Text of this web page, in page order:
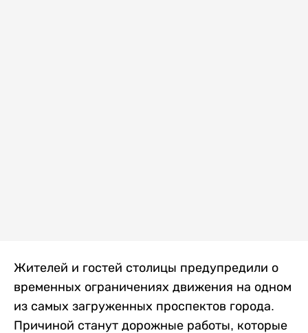
Жителей и гостей столицы предупредили о
временных ограничениях движения на одном
из самых загруженных проспектов города.
Причиной станут дорожные работы, которые